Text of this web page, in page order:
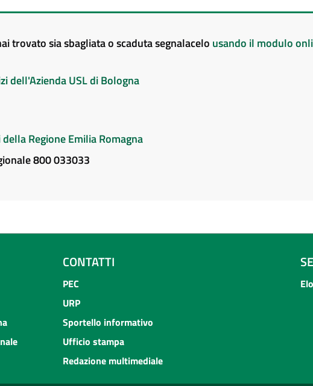
trovato sia sbagliata o scaduta segnalacelo usando il modulo
dell'Azienda USL di Bologna
Regione Emilia Romagna
800 033033
CONTATTI
PEC
URP
Sportello informativo
Ufficio stampa
Redazione multimediale